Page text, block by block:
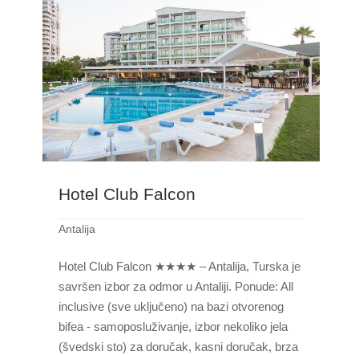
Hotel Club Falcon
Antalija
Hotel Club Falcon ★★★★ – Antalija, Turska je
savršen izbor za odmor u Antaliji. Ponude: All
inclusive (sve uključeno) na bazi otvorenog
bifea - samoposluživanje, izbor nekoliko jela
(švedski sto) za doručak, kasni doručak, brza